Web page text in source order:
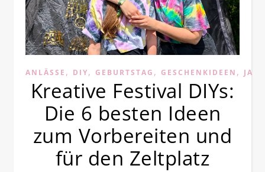
ANLÄSSE , DIY, GEBURTSTAG , GESCHENKIDEEN ,
Kreative Festival DIYs:
Die 6 besten Ideen
zum Vorbereiten und
für den Zeltplatz